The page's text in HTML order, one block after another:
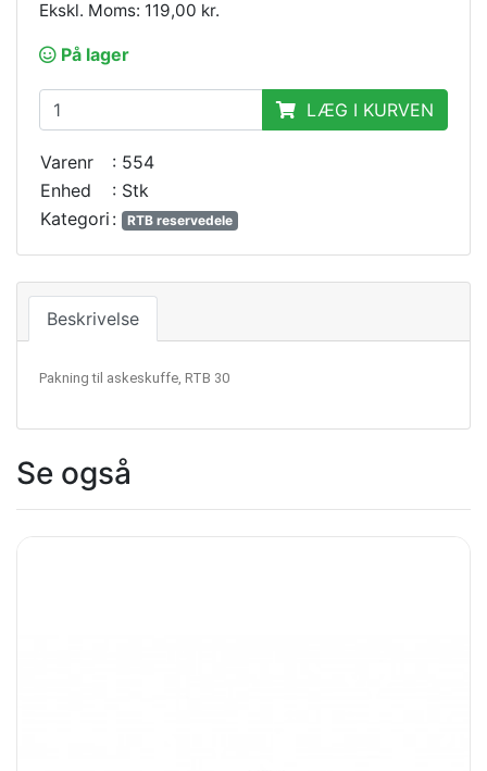
Ekskl. Moms: 119,00 kr.
På lager
LÆG I KURVEN
Varenr
: 554
Enhed
: Stk
Kategori : RTB reservedele
Beskrivelse
Pakning til askeskuffe, RTB 30
Se også